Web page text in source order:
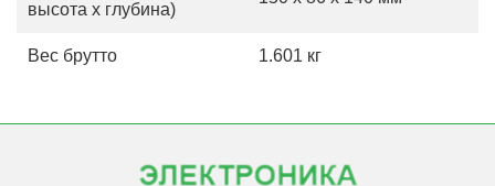
высота х глубина)
Вес брутто 1.601 кг